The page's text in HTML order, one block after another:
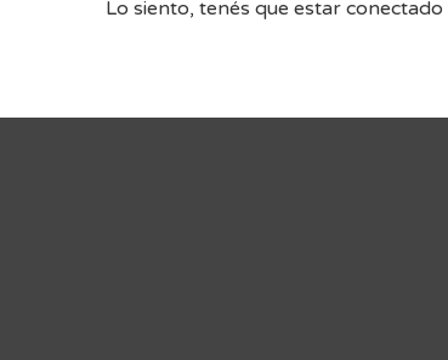
Lo siento, tenés que estar conectado